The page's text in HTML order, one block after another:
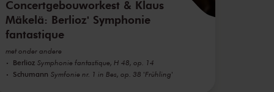
Concertgebouworkest & Klaus
Mäkelä: Berlioz' Symphonie
fantastique
met onder andere
Berlioz Symphonie fantastique, H 48, op. 14
Schumann Symfonie nr. 1 in Bes, op. 38 'Frühling'